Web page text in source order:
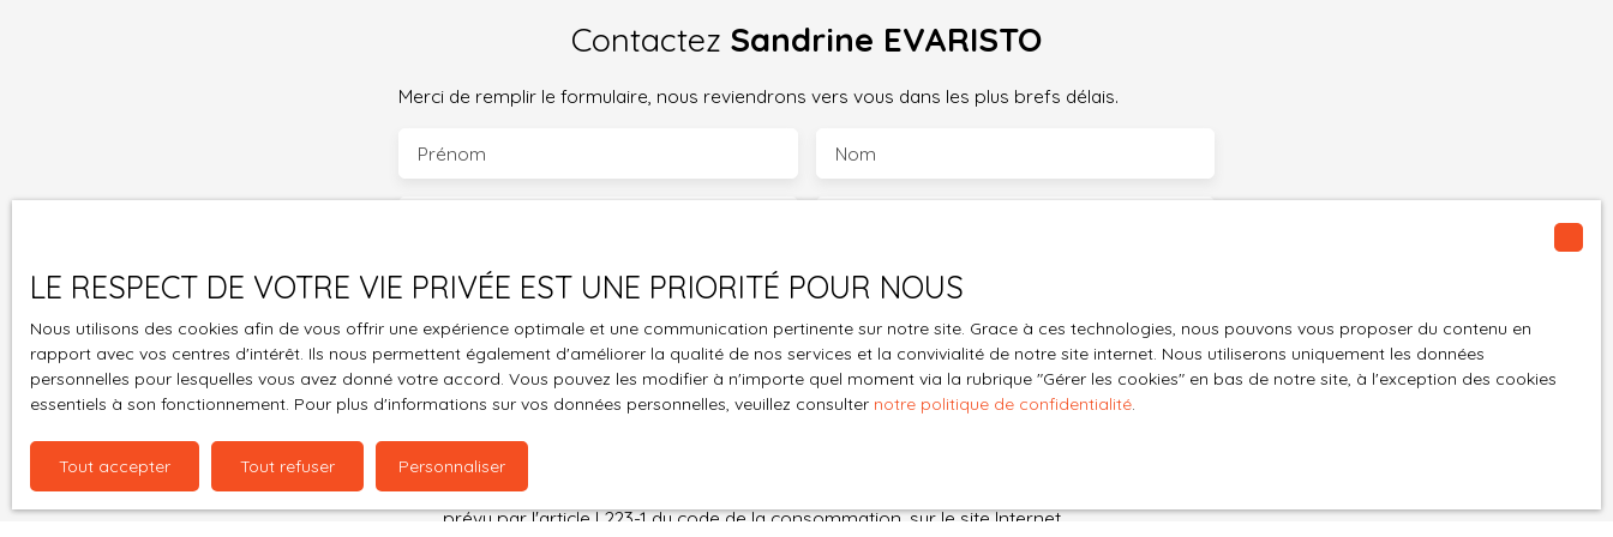
Contactez Sandrine EVARISTO
Merci de remplir le formulaire, nous reviendrons vers vous dans les plus brefs délais.
Prénom Nom
Votre commune -
Vous souhaitez
Votre message
souhaitez pas faire l'objet de prospection commerciale par voie téléphonique, vous
pouvez vous inscrire gratuitement sur la liste d'opposition au démarchage téléphonique,
prévu par l'article L223-1 du code de la consommation, sur le site Internet
LE RESPECT DE VOTRE VIE PRIVÉE EST UNE PRIORITÉ POUR NOUS
Nous utilisons des cookies afin de vous offrir une expérience optimale et une communication pertinente sur notre site. Grace à ces technologies, nous pouvons vous proposer du contenu en
rapport avec vos centres d'intérêt. Ils nous permettent également d'améliorer la qualité de nos services et la convivialité de notre site internet. Nous utiliserons uniquement les données
personnelles pour lesquelles vous avez donné votre accord. Vous pouvez les modifier à n'importe quel moment via la rubrique ″Gérer les cookies″ en bas de notre site, à l'exception des cookies
essentiels à son fonctionnement. Pour plus d'informations sur vos données personnelles, veuillez consulter notre politique de confidentialité.
Tout accepter Tout refuser Personnaliser